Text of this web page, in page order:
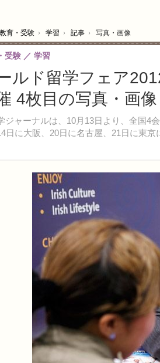
教育・受験 › 学習 › 記事 › 写真・画像
ルド留学フェア
4枚目の写真・画像
ャーナルは、10月13日より、全国4
日に大阪、20日に名古屋、21日に東
受験 学習